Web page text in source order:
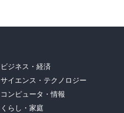
ビジネス・経済
サイエンス・テクノロジー
コンピュータ・情報
くらし・家庭